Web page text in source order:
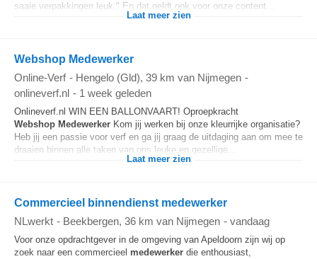
saaie verpakkingen leuk." En dat geldt ook voor onze content...
Laat meer zien
Webshop Medewerker
Online-Verf - Hengelo (Gld), 39 km van Nijmegen -
onlineverf.nl - 1 week geleden
Onlineverf.nl WIN EEN BALLONVAART! Oproepkracht
Webshop Medewerker Kom jij werken bij onze kleurrijke organisatie?
Heb jij een passie voor verf en ga jij graag de uitdaging aan om mee te
draaien binnen alle taken van ons leuke en gezellige...
Laat meer zien
Commercieel binnendienst medewerker
NLwerkt - Beekbergen, 36 km van Nijmegen - vandaag
Voor onze opdrachtgever in de omgeving van Apeldoorn zijn wij op
zoek naar een commercieel medewerker die enthousiast,